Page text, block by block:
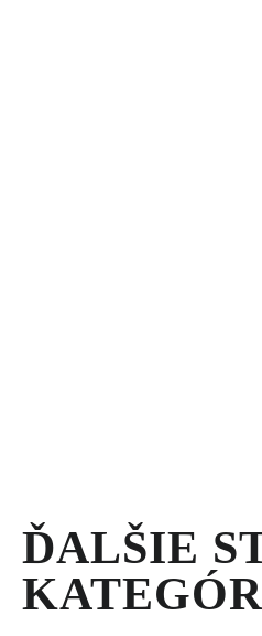
ĎALŠIE